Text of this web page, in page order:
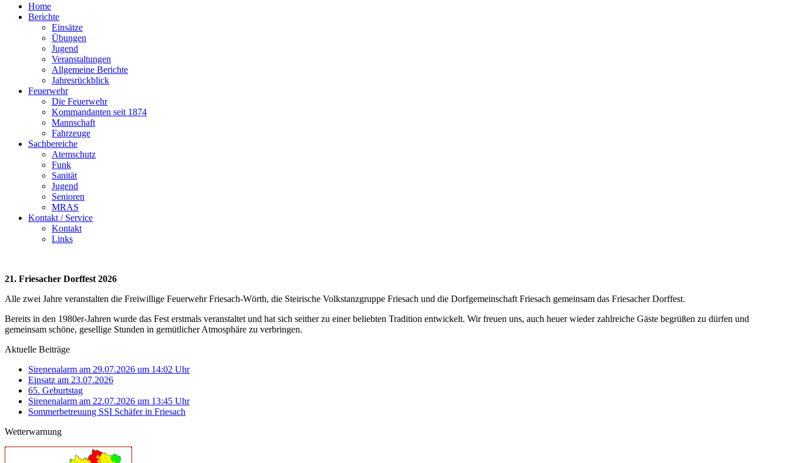
Home
Berichte
Einsätze
Übungen
Jugend
Veranstaltungen
Allgemeine Berichte
Jahresrückblick
Feuerwehr
Die Feuerwehr
Kommandanten seit 1874
Mannschaft
Fahrzeuge
Sachbereiche
Atemschutz
Funk
Sanität
Jugend
Senioren
MRAS
Kontakt / Service
Kontakt
Links
21. Friesacher Dorffest 2026
Alle zwei Jahre veranstalten die Freiwillige Feuerwehr Friesach-Wörth, die Steirische Volkstanzgruppe Friesach und die Dorfgemeinschaft Friesach gemeinsam das Friesacher Dorffest.
Bereits in den 1980er-Jahren wurde das Fest erstmals veranstaltet und hat sich seither zu einer beliebten Tradition entwickelt. Wir freuen uns, auch heuer wieder zahlreiche Gäste begrüßen zu dürfen und
gemeinsam schöne, gesellige Stunden in gemütlicher Atmosphäre zu verbringen.
Aktuelle Beiträge
Sirenenalarm am 29.07.2026 um 14:02 Uhr
Einsatz am 23.07.2026
65. Geburtstag
Sirenenalarm am 22.07.2026 um 13:45 Uhr
Sommerbetreuung SSI Schäfer in Friesach
Wetterwarnung